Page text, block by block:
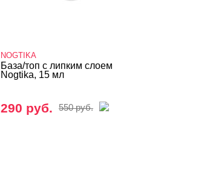
NOGTIKA
База/топ с липким слоем
Nogtika, 15 мл
290 руб. 550 руб.